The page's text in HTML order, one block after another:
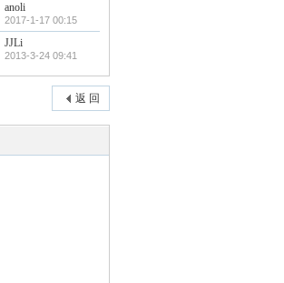
anoli
2017-1-17 00:15
JJLi
2013-3-24 09:41
返 回